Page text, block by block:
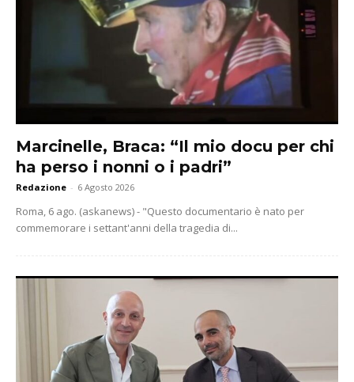
Marcinelle, Braca: “Il mio docu per chi
ha perso i nonni o i padri”
Redazione - 6 Agosto 2026
Roma, 6 ago. (askanews) - "Questo documentario è nato per
commemorare i settant'anni della tragedia di...